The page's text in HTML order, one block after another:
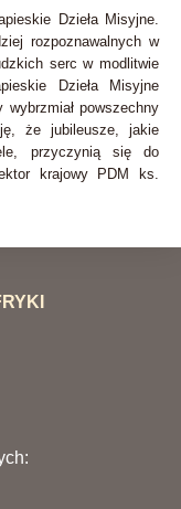
Dzieła Misyjne.
rozpoznawalnych w
serc w modlitwie
Dzieła Misyjne
powszechny
że jubileusze, jakie
przyczynią się do
krajowy PDM ks.